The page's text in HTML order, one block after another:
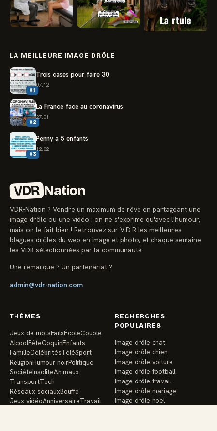
LA MEILLEURE IMAGE DRÔLE
01
Trois cases pour faire 30
07.12
02
La France face au coronavirus
27.01
03
Penny a 5 enfants
12.02
VDR Nation
VDR-Nation ? Vendre un maximum de rêve en partageant une
image drôle ou une vidéo : on ne s'exprime qu'avec l'humour,
mais on le fait bien ! Retrouvez sur V.D.R les meilleures
blagues drôles du web en image et photo, et chaque semaine
les VDR sélectionnées par la communauté.
Une remarque ? Un partenariat ?
admin@vdr-nation.com
THÈMES
Jeux de motsFailsÉcoleCouple
AlcoolFêteCoquinEnfants
FamilleCélébritésTéléSport
ReligionHumour noirPolitique
SociétéInsoliteAnimaux
TransportTech
Réseaux sociauxBouffe
Jeux vidéoAnniversaireTravail
RECHERCHES
POPULAIRES
Image drôle chat
Image drôle chien
Image drôle voiture
Image drôle football
Image drôle travail
Image drôle mariage
Image drôle noël